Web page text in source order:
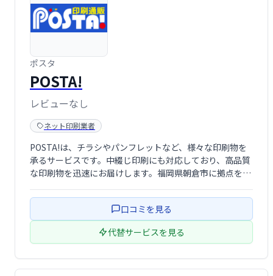
ポスタ
POSTA!
レビューなし
ネット印刷業者
POSTA!は、チラシやパンフレットなど、様々な印刷物を
承るサービスです。中綴じ印刷にも対応しており、高品質
な印刷物を迅速にお届けします。福岡県朝倉市に拠点を置
ービスとして、お客様のニーズに合わせた柔軟な対応が可
口コミを見る
代替サービスを見る